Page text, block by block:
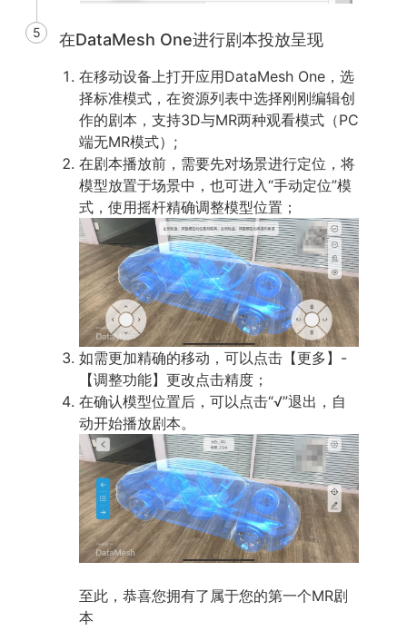
5 在DataMesh One进行剧本投放呈现
在移动设备上打开应用DataMesh One，选
择标准模式，在资源列表中选择刚刚编辑创
作的剧本，支持3D与MR两种观看模式（PC
端无MR模式）;
在剧本播放前，需要先对场景进行定位，将
模型放置于场景中，也可进入“手动定位”模
式，使用摇杆精确调整模型位置；
如需更加精确的移动，可以点击【更多】-
【调整功能】更改点击精度；
在确认模型位置后，可以点击“√”退出，自
动开始播放剧本。
至此，恭喜您拥有了属于您的第一个MR剧
本